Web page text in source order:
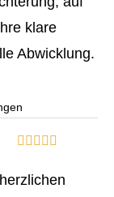
klare
Abwicklung.